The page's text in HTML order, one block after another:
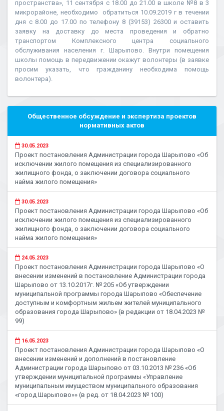
пространства», 11 сентября с 18.00 до 21.00 в школе №8 в 3
микрорайоне, необходимо обратиться 10.09.2019 г в течении
дня с 8.00 до 17.00 по телефону 8 (39153) 26300 и оставить
заявку на доставку до места проведения и обратно
транспортом Комплексного центра социального
обслуживания населения г. Шарыпово. Внутри помещения
школы помощь в передвижении окажут волонтеры (в заявке
просим указать, что гражданину необходима помощь
волонтера).
Общественное обсуждение и экспертиза проектов
нормативных актов
30.05.2023
Проект постановления Администрации города Шарыпово «Об
исключении жилого помещения из специализированного
жилищного фонда, о заключении договора социального
найма жилого помещения»
30.05.2023
Проект постановления Администрации города Шарыпово «Об
исключении жилого помещения из специализированного
жилищного фонда, о заключении договора социального
найма жилого помещения»
24.05.2023
Проект постановления Администрации города Шарыпово «О
внесении изменений в постановление Администрации города
Шарыпово от 13.10.2017г. № 205 «Об утверждении
муниципальной программы города Шарыпово «Обеспечение
доступным и комфортным жильем жителей муниципального
образования города Шарыпово» (в редакции от 18.04.2023 №
99)
16.05.2023
Проект постановления Администрации города Шарыпово «О
внесении изменений и дополнений в постановление
Администрации города Шарыпово от 03.10.2013 № 236 «Об
утверждении муниципальной программы «Управление
муниципальным имуществом муниципального образования
«город Шарыпово»» (в ред. от 18.04.2023 № 100)